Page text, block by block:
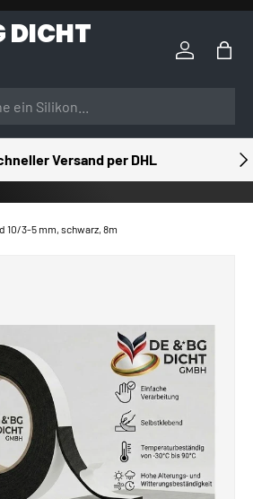
DICHT
Einloggen
Versand per DHL
10/3-5 mm, schwarz, 8m